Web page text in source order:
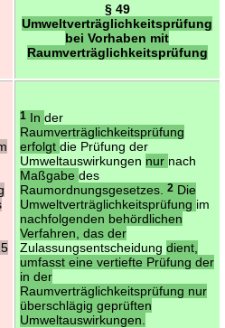
§ 49
Umweltverträglichkeitsprüfung
bei Vorhaben mit
Raumverträglichkeitsprüfung
1In der
Raumverträglichkeitsprüfung
erfolgt die Prüfung der
Umweltauswirkungen nur nach
Maßgabe des
Raumordnungsgesetzes.
2Die
Umweltverträglichkeitsprüfung im
nachfolgenden behördlichen
Verfahren, das der
Zulassungsentscheidung dient,
umfasst eine vertiefte Prüfung der
in der
Raumverträglichkeitsprüfung nur
überschlägig geprüften
Umweltauswirkungen.